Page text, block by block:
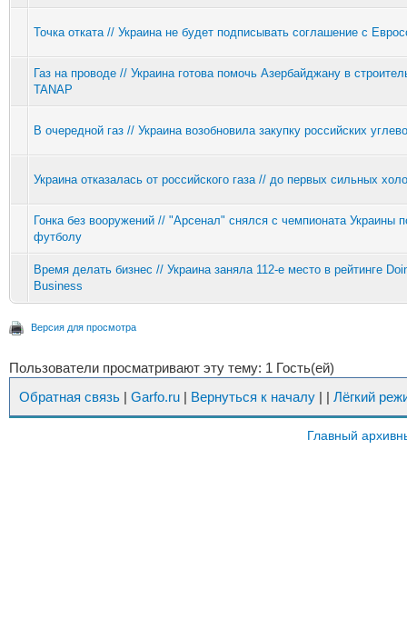
Точка отката // Украина не будет подписывать соглашение с
Газ на проводе // Украина готова помочь Азербайджану в
TANAP
В очередной газ // Украина возобновила закупку российских
Украина отказалась от российского газа // до первых сильных
Гонка без вооружений // "Арсенал" снялся с чемпионата Украины
футболу
Время делать бизнес // Украина заняла 112-е место в рейтинге
Business
Версия для просмотра
Пользователи просматривают эту тему: 1 Гость(ей)
Обратная связь | Garfo.ru | Вернуться к началу | | Лёгкий
Главный